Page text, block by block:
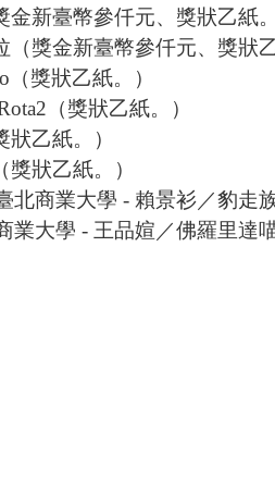
新臺幣參仟元、獎狀乙紙。
獎金新臺幣參仟元、獎狀乙
獎狀乙紙。）
（獎狀乙紙。）
乙紙。）
狀乙紙。）
商業大學 - 賴景衫／豹走
大學 - 王品媗／佛羅里達